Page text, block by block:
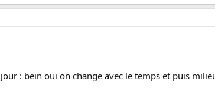
: bein oui on change avec le temps et puis